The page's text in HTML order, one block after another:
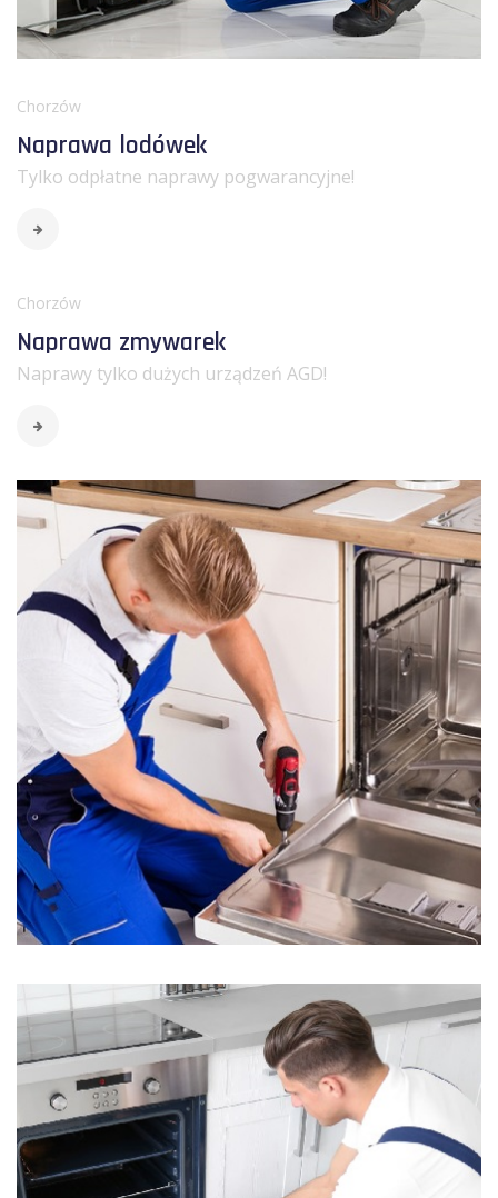
Chorzów
Naprawa lodówek
Tylko odpłatne naprawy pogwarancyjne!
Chorzów
Naprawa zmywarek
Naprawy tylko dużych urządzeń AGD!